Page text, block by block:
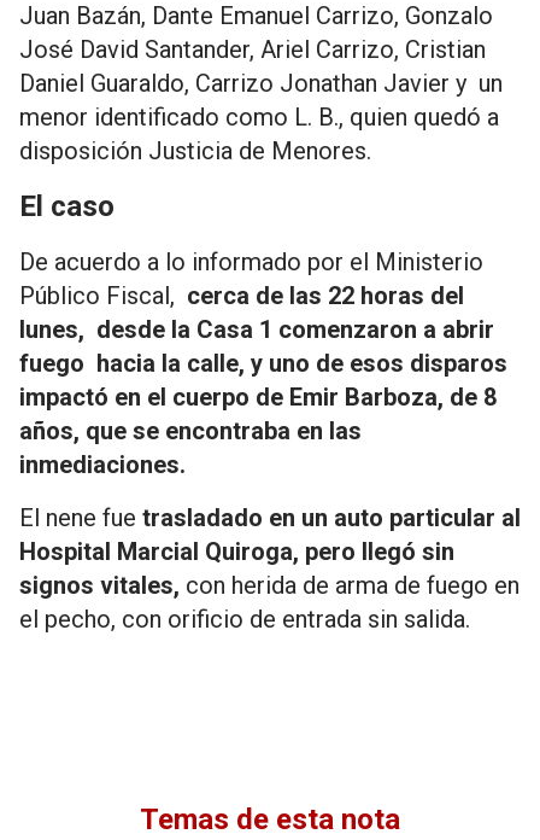
Juan Bazán, Dante Emanuel Carrizo, Gonzalo
José David Santander, Ariel Carrizo, Cristian
Daniel Guaraldo, Carrizo Jonathan Javier y un
menor identificado como L. B., quien quedó a
disposición Justicia de Menores.
El caso
De acuerdo a lo informado por el Ministerio
Público Fiscal, cerca de las 22 horas del
lunes, desde la Casa 1 comenzaron a abrir
fuego hacia la calle, y uno de esos disparos
impactó en el cuerpo de Emir Barboza, de 8
años, que se encontraba en las
inmediaciones.
El nene fue trasladado en un auto particular al
Hospital Marcial Quiroga, pero llegó sin
signos vitales, con herida de arma de fuego en
el pecho, con orificio de entrada sin salida.
Temas de esta nota